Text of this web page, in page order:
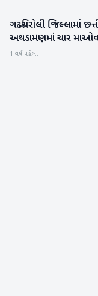
રાષ્ટ્રીય
ગઢચિરોલી જિલ્લામાં
અથડામણમાં ચાર
1 વર્ષ પહેલા